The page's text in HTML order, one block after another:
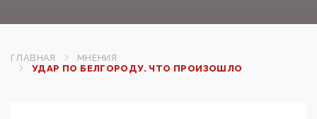
ГЛАВНАЯ
МНЕНИЯ
УДАР ПО БЕЛГОРОДУ. ЧТО ПРОИЗОШЛО